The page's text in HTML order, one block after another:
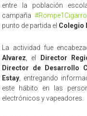
entre la población
campaña#Rompe1Cigarro
punto de partida el Colegio
La actividad fue
Alvarez, el Director
Director de Desarrollo
Estay, entregando
este hábito en las
electrónicos y vapeadores.